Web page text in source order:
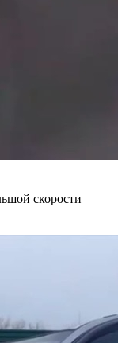
скорости